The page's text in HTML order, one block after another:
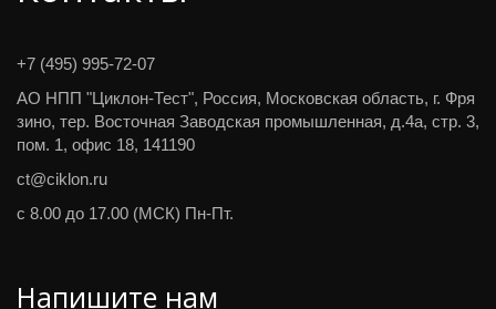
+7 (495) 995-72-07
АО НПП "Циклон-Тест", Россия, Московская область, г. Фря
зино, тер. Восточная Заводская промышленная, д.4а, стр. 3,
пом. 1, офис 18, 141190
ct@ciklon.ru
с 8.00 до 17.00 (МСК) Пн-Пт.
Напишите нам